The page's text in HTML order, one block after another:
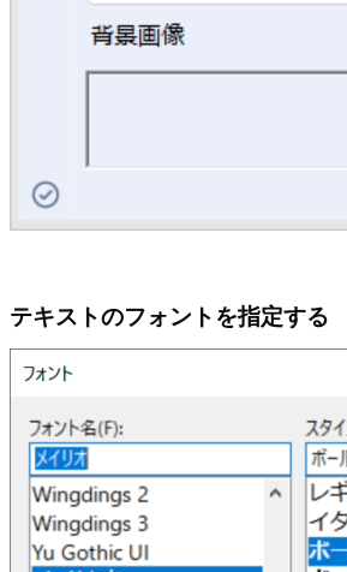
テキストのフォントを指定する